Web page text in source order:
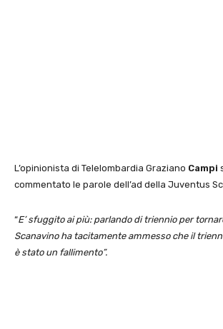
L’opinionista di Telelombardia Graziano Campi
commentato le parole dell’ad della Juventus
“E’ sfuggito ai più: parlando di triennio per
Scanavino ha tacitamente ammesso che il
è stato un fallimento”.